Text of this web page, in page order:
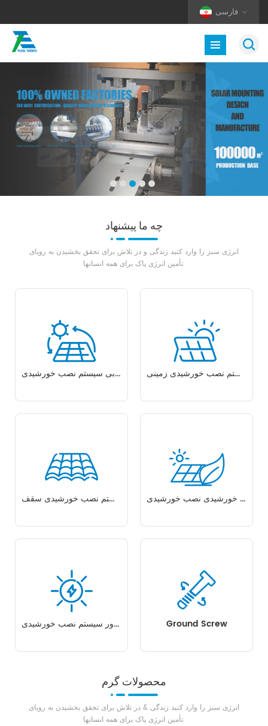
فارسی
چه ما پیشنهاد
انرژی سبز را وارد کنید زندگی و در تلاش برای تحقق بخشیدن به رویای
تأمین انرژی پاک برای همه انسانها.
ردیابی سیستم نصب خورشیدی سیستم نصب خورشیدی زمینی
سیستم نصب خورشیدی سقف پیچ خورشیدی نصب خورشیدی
شناور سیستم نصب خورشیدی Ground Screw
محصولات گرم
انرژی سبز را وارد کنید زندگی & در تلاش برای تحقق بخشیدن به رویای
تأمین انرژی پاک برای همه انسانها.